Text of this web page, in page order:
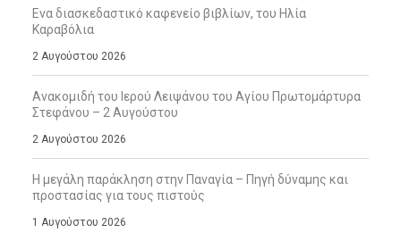
Ενα διασκεδαστικό καφενείο βιβλίων, του Ηλία
Καραβόλια
2 Αυγούστου 2026
Ανακομιδή του Ιερού Λειψάνου του Αγίου Πρωτομάρτυρα
Στεφάνου – 2 Αυγούστου
2 Αυγούστου 2026
Η μεγάλη παράκληση στην Παναγία – Πηγή δύναμης και
προστασίας για τους πιστούς
1 Αυγούστου 2026